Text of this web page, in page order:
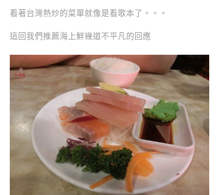
看著台灣熱炒的菜單就像是看歌本了。。。
這回我們推薦海上鮮幾道不平凡的回應